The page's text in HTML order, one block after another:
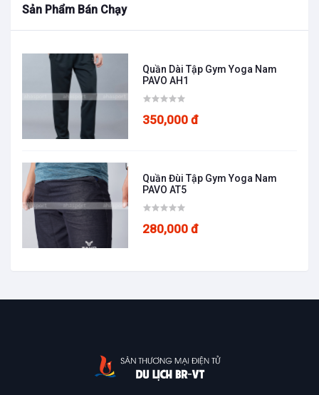
Sản Phẩm Bán Chạy
Quần Dài Tập Gym Yoga Nam
PAVO AH1
350,000 đ
Quần Đùi Tập Gym Yoga Nam
PAVO AT5
280,000 đ